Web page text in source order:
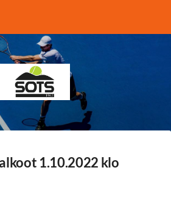
Sotkamon Tennisseura
1.10.2022 klo